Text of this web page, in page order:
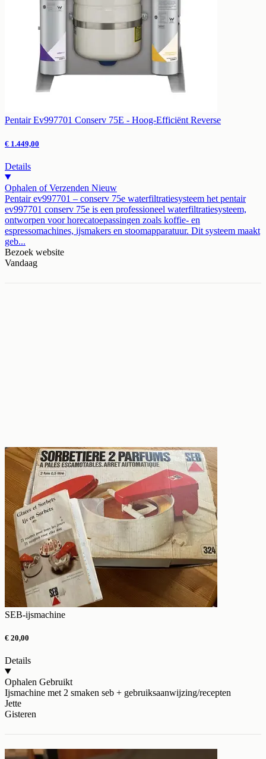
Pentair Ev997701 Conserv 75E - Hoog-Efficiënt Reverse
€ 1.449,00
Details
Ophalen of Verzenden Nieuw
Pentair ev997701 – conserv 75e waterfiltratiesysteem het pentair
ev997701 conserv 75e is een professioneel waterfiltratiesysteem,
ontworpen voor horecatoepassingen zoals koffie- en
espressomachines, ijsmakers en stoomapparatuur. Dit systeem maakt
geb...
Bezoek website
Vandaag
SEB-ijsmachine
€ 20,00
Details
Ophalen Gebruikt
Ijsmachine met 2 smaken seb + gebruiksaanwijzing/recepten
Jette
Gisteren